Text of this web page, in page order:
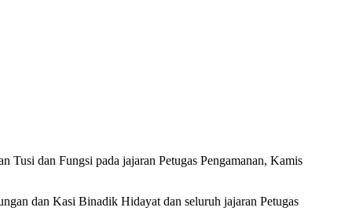
dan Fungsi pada jajaran Petugas Pengamanan, Kamis
dan Kasi Binadik Hidayat dan seluruh jajaran Petugas